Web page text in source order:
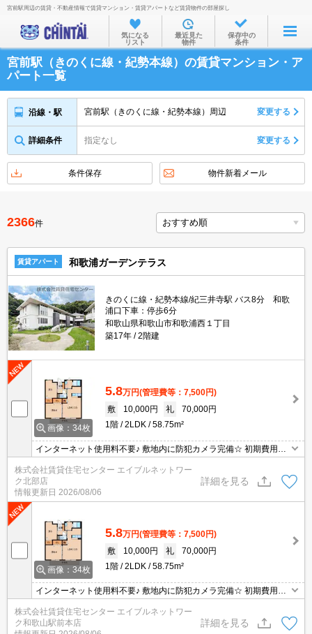
お部屋を探す
沿線・駅から
住所から
家賃相場から
不動産会社から
宮前駅周辺の賃貸・不動産情報で賃貸マンション・賃貸アパートなど賃貸物件の部屋探し
気になる
リスト
最近見た
物件
保存中の
条件
宮前駅（きのくに線・紀勢本線）の賃貸マンション・ア
パート一覧
沿線・駅 宮前駅（きのくに線・紀勢本線）周辺 変更する
詳細条件 指定なし 変更する
条件保存 物件新着メール
2366件
賃貸アパート 和歌浦ガーデンテラス
きのくに線・紀勢本線/紀三井寺駅 バス8分 和歌
浦口下車：停歩6分
和歌山県和歌山市和歌浦西１丁目
築17年
2階建
画像：34枚
5.8万円(管理費等：7,500円)
敷
10,000円 礼
70,000円
1階
2LDK 58.75m²
インターネット使用料不要♪ 敷地内に防犯カメラ完備☆ 初期費用の
交渉は、賃貸住宅センターまで！！
株式会社賃貸住宅センター エイブルネットワー
ク北部店
情報更新日 2026/08/06
詳細を見る
画像：34枚
5.8万円(管理費等：7,500円)
敷
10,000円 礼
70,000円
1階
2LDK 58.75m²
インターネット使用料不要♪ 敷地内に防犯カメラ完備☆ 初期費用の
交渉は、賃貸住宅センターまで！！
株式会社賃貸住宅センター エイブルネットワー
ク和歌山駅前本店
詳細を見る